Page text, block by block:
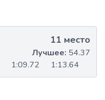
11 место
1:09.72 1:13.64
Лучшее: 54.37